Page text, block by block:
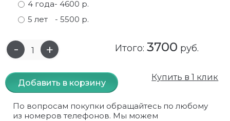
Самшит
Сирень
Форзиция
Шиповник декоративный красный
Малиновое дерево
Миндаль
Облепиха высокорослая, раскидистая
Орех (Фундук)
Кизил
Крыжовник
На штамбе
Облепиха
Мускусные
Оранжевые розы
Пионовидные
Плетистые
4 года- 4600 р.
5 лет
- 5500 р.
Итого: 3700 руб.
Добавить в корзину
Купить в 1 клик
По вопросам покупки обращайтесь по любому
из номеров телефонов. Мы можем